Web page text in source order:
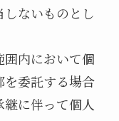
ないものとし
内において個
を委託する場合
に伴って個人